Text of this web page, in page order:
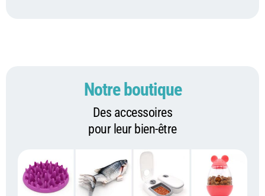
Notre boutique
Des accessoires
pour leur bien-être